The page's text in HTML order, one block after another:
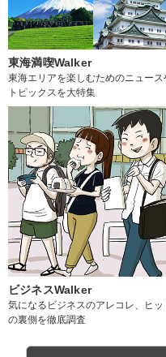
東海満喫Walker
東海エリアを楽しむためのニュース
トピックスを大特集
ビジネスWalker
気になるビジネスのアレコレ、ヒッ
の裏側を徹底調査